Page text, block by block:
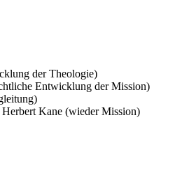
der Theologie)
Entwicklung der Mission)
Kane (wieder Mission)